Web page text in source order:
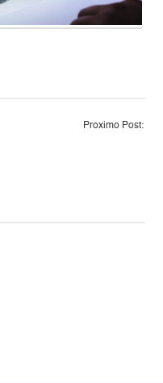
Proximo Post: